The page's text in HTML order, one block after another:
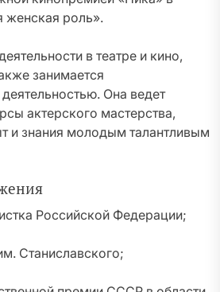
женская роль».
в театре и кино,
занимается
Она ведет
актерского мастерства,
и знания молодым талантливым
Российской Федерации;
Станиславского;